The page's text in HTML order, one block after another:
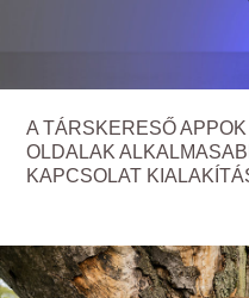
A TÁRSKERESŐ
OLDALAK
KAPCSOLAT